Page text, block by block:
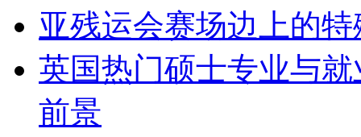
亚残运会赛场边上的特
英国热门硕士专业与
前景